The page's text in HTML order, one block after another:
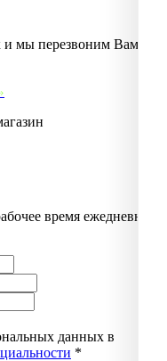
и мы перезвоним Вам.
время ежедневно с
данных в
*